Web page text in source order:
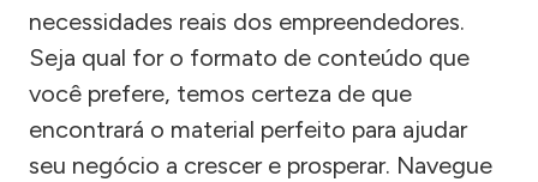
necessidades reais dos empreendedores.
Seja qual for o formato de conteúdo que
você prefere, temos certeza de que
encontrará o material perfeito para ajudar
seu negócio a crescer e prosperar. Navegue